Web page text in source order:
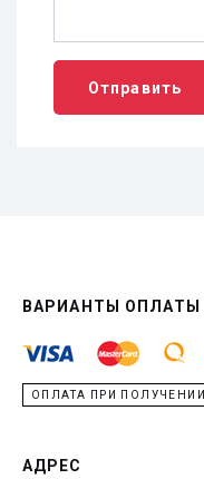
Отправить
ВАРИАНТЫ ОПЛАТЫ
ОПЛАТА ПРИ ПОЛУЧЕНИИ
АДРЕС